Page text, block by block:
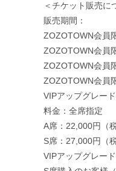
＜チケット販売に
販売期間：
ZOZOTOWN会員
ZOZOTOWN会員
ZOZOTOWN会員
ZOZOTOWN会員
VIPアップグレー
料金：全席指定
A席：22,000円（税
S席：27,000円（税
VIPアップグレー